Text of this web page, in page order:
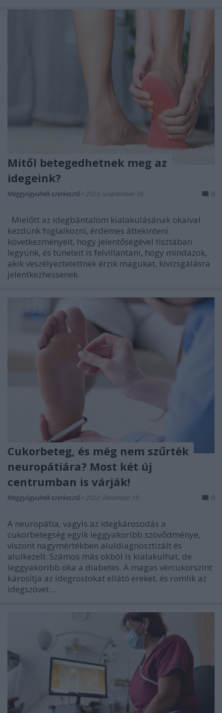
Mitől betegedhetnek meg az
idegeink?
Meggyógyulnék szerkesztő • 2023. szeptember 06. 0
Mielőtt az idegbántalom kialakulásának okaival
kezdünk foglalkozni, érdemes áttekinteni
következményeit, hogy jelentőségével tisztában
legyünk, és tüneteit is felvillantani, hogy mindazok,
akik veszélyeztetettnek érzik magukat, kivizsgálásra
jelentkezhessenek.
Cukorbeteg, és még nem szűrték
neuropátiára? Most két új
centrumban is várják!
Meggyógyulnék szerkesztő • 2022. december 15. 0
A neuropátia, vagyis az idegkárosodás a
cukorbetegség egyik leggyakoribb szövődménye,
viszont nagymértékben aluldiagnosztizált és
alulkezelt. Számos más okból is kialakulhat, de
leggyakoribb oka a diabetes. A magas vércukorszint
károsítja az idegrostokat ellátó ereket, és romlik az
idegszövet…